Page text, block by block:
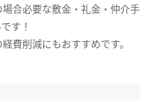
合必要な敷金・礼金・仲介手
す！
費削減にもおすすめです。